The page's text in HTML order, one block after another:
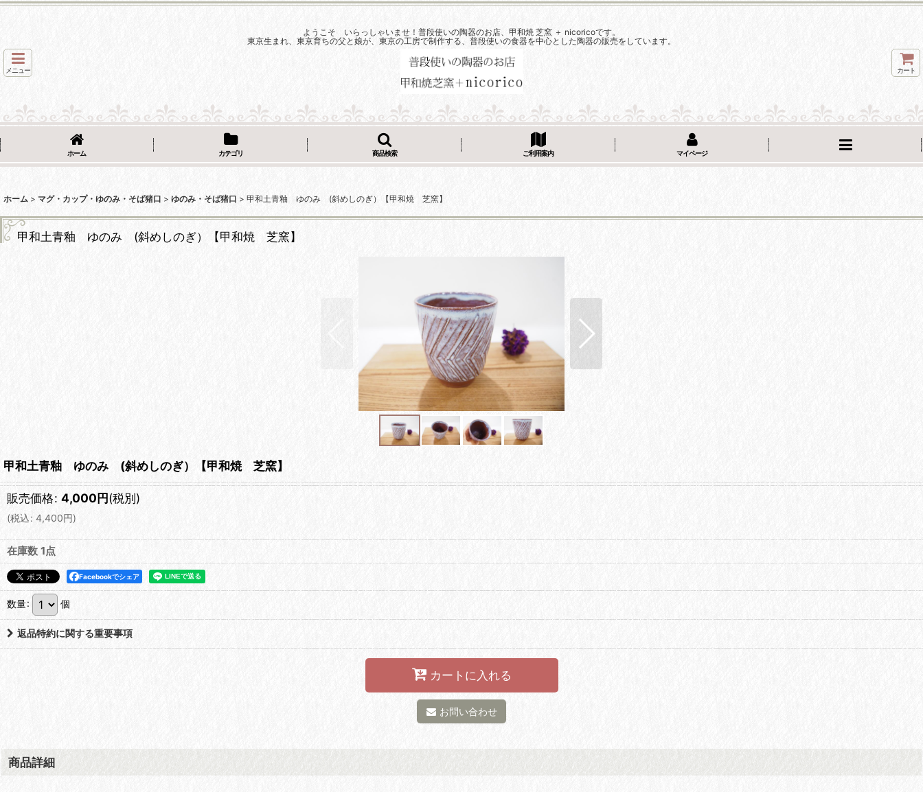
ようこそ いらっしゃいませ！普段使いの陶器のお店、甲和焼 芝窯 ＋ nicoricoです。
東京生まれ、東京育ちの父と娘が、東京の工房で制作する、普段使いの食器を中心とした陶器の販売をしています。
メニュー カート
ホーム カテゴリ 商品検索 ご利用案内 マイページ
ホーム > マグ・カップ・ゆのみ・そば猪口 > ゆのみ・そば猪口 > 甲和土青釉 ゆのみ (斜めしのぎ）【甲和焼 芝窯】
甲和土青釉 ゆのみ (斜めしのぎ）【甲和焼 芝窯】
甲和土青釉 ゆのみ (斜めしのぎ）【甲和焼 芝窯】
販売価格: 4,000円(税別)
(税込: 4,400円)
在庫数 1点
Facebookでシェア
数量: 個
返品特約に関する重要事項
カートに入れる
お問い合わせ
商品詳細